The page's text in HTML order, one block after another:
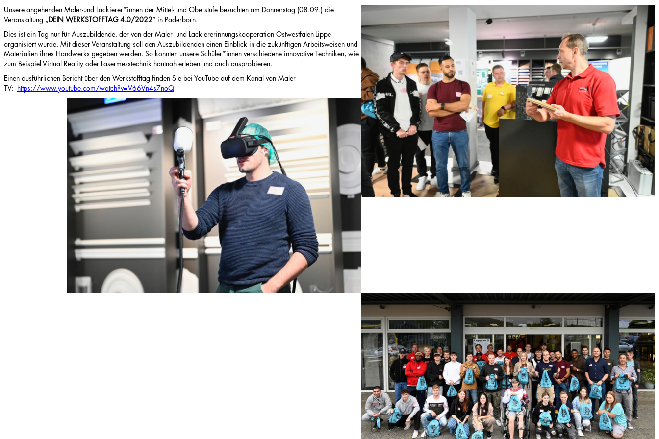
Unsere angehenden Maler-und Lackierer*innen der Mittel- und Oberstufe besuchten am Donnerstag (08.09.) die
Veranstaltung „DEIN WERKSTOFFTAG 4.0/2022“ in Paderborn.
Dies ist ein Tag nur für Auszubildende, der von der Maler- und Lackiererinnungskooperation Ostwestfalen-Lippe
organisiert wurde. Mit dieser Veranstaltung soll den Auszubildenden einen Einblick in die zukünftigen Arbeitsweisen und
Materialien ihres Handwerks gegeben werden. So konnten unsere Schüler*innen verschiedene innovative Techniken, wie
zum Beispiel Virtual Reality oder Lasermesstechnik hautnah erleben und auch ausprobieren.
Einen ausführlichen Bericht über den Werkstofftag finden Sie bei YouTube auf dem Kanal von Maler-
TV: https://www.youtube.com/watch?v=V66Vn4s7noQ